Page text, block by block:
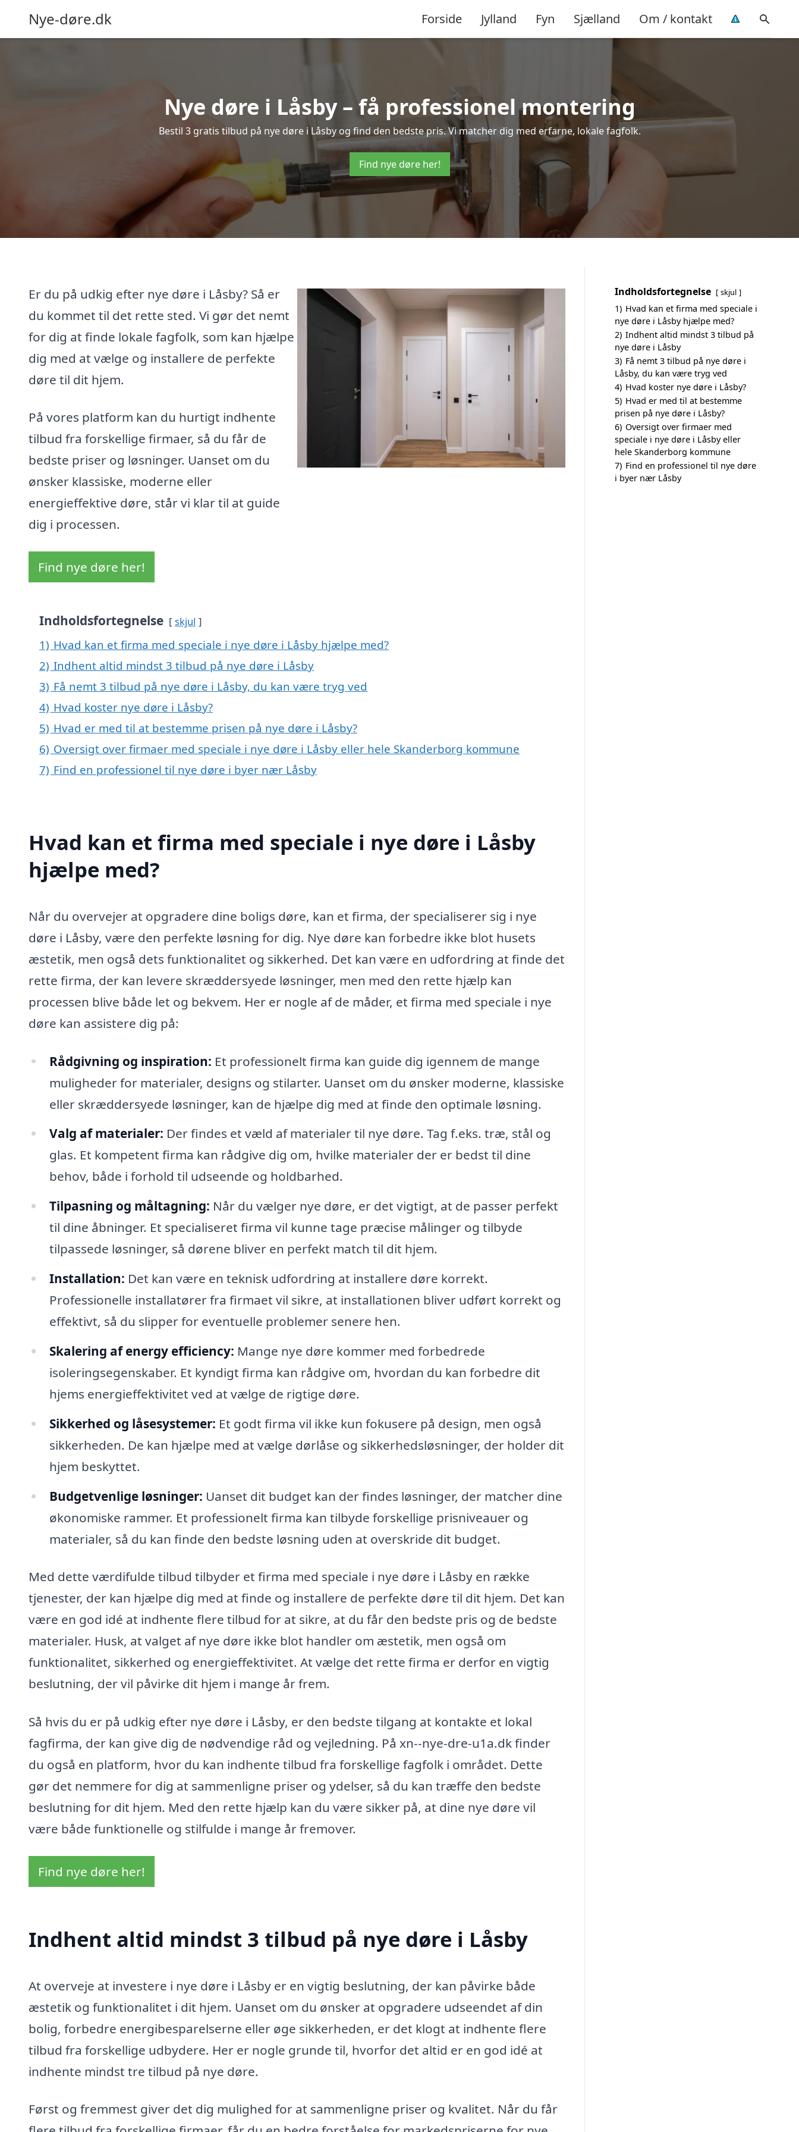
Nye-døre.dk Forside Jylland Fyn Sjælland Om / kontakt
Nye døre i Låsby – få professionel montering
Bestil 3 gratis tilbud på nye døre i Låsby og find den bedste pris. Vi matcher dig med erfarne, lokale fagfolk.
Find nye døre her!
Er du på udkig efter nye døre i Låsby? Så er
du kommet til det rette sted. Vi gør det nemt
for dig at finde lokale fagfolk, som kan hjælpe
dig med at vælge og installere de perfekte
døre til dit hjem.
På vores platform kan du hurtigt indhente
tilbud fra forskellige firmaer, så du får de
bedste priser og løsninger. Uanset om du
ønsker klassiske, moderne eller
energieffektive døre, står vi klar til at guide
dig i processen.
Find nye døre her!
Indholdsfortegnelse skjul
1) Hvad kan et firma med speciale i nye døre i Låsby hjælpe med?
2) Indhent altid mindst 3 tilbud på nye døre i Låsby
3) Få nemt 3 tilbud på nye døre i Låsby, du kan være tryg ved
4) Hvad koster nye døre i Låsby?
5) Hvad er med til at bestemme prisen på nye døre i Låsby?
6) Oversigt over firmaer med speciale i nye døre i Låsby eller hele Skanderborg kommune
7) Find en professionel til nye døre i byer nær Låsby
Hvad kan et firma med speciale i nye døre i Låsby
hjælpe med?
Når du overvejer at opgradere dine boligs døre, kan et firma, der specialiserer sig i nye
døre i Låsby, være den perfekte løsning for dig. Nye døre kan forbedre ikke blot husets
æstetik, men også dets funktionalitet og sikkerhed. Det kan være en udfordring at finde det
rette firma, der kan levere skræddersyede løsninger, men med den rette hjælp kan
processen blive både let og bekvem. Her er nogle af de måder, et firma med speciale i nye
døre kan assistere dig på:
Rådgivning og inspiration: Et professionelt firma kan guide dig igennem de mange
muligheder for materialer, designs og stilarter. Uanset om du ønsker moderne, klassiske
eller skræddersyede løsninger, kan de hjælpe dig med at finde den optimale løsning.
Valg af materialer: Der findes et væld af materialer til nye døre. Tag f.eks. træ, stål og
glas. Et kompetent firma kan rådgive dig om, hvilke materialer der er bedst til dine
behov, både i forhold til udseende og holdbarhed.
Tilpasning og måltagning: Når du vælger nye døre, er det vigtigt, at de passer perfekt
til dine åbninger. Et specialiseret firma vil kunne tage præcise målinger og tilbyde
tilpassede løsninger, så dørene bliver en perfekt match til dit hjem.
Installation: Det kan være en teknisk udfordring at installere døre korrekt.
Professionelle installatører fra firmaet vil sikre, at installationen bliver udført korrekt og
effektivt, så du slipper for eventuelle problemer senere hen.
Skalering af energy efficiency: Mange nye døre kommer med forbedrede
isoleringsegenskaber. Et kyndigt firma kan rådgive om, hvordan du kan forbedre dit
hjems energieffektivitet ved at vælge de rigtige døre.
Sikkerhed og låsesystemer: Et godt firma vil ikke kun fokusere på design, men også
sikkerheden. De kan hjælpe med at vælge dørlåse og sikkerhedsløsninger, der holder dit
hjem beskyttet.
Budgetvenlige løsninger: Uanset dit budget kan der findes løsninger, der matcher dine
økonomiske rammer. Et professionelt firma kan tilbyde forskellige prisniveauer og
materialer, så du kan finde den bedste løsning uden at overskride dit budget.
Med dette værdifulde tilbud tilbyder et firma med speciale i nye døre i Låsby en række
tjenester, der kan hjælpe dig med at finde og installere de perfekte døre til dit hjem. Det kan
være en god idé at indhente flere tilbud for at sikre, at du får den bedste pris og de bedste
materialer. Husk, at valget af nye døre ikke blot handler om æstetik, men også om
funktionalitet, sikkerhed og energieffektivitet. At vælge det rette firma er derfor en vigtig
beslutning, der vil påvirke dit hjem i mange år frem.
Så hvis du er på udkig efter nye døre i Låsby, er den bedste tilgang at kontakte et lokal
fagfirma, der kan give dig de nødvendige råd og vejledning. På xn--nye-dre-u1a.dk finder
du også en platform, hvor du kan indhente tilbud fra forskellige fagfolk i området. Dette
gør det nemmere for dig at sammenligne priser og ydelser, så du kan træffe den bedste
beslutning for dit hjem. Med den rette hjælp kan du være sikker på, at dine nye døre vil
være både funktionelle og stilfulde i mange år fremover.
Find nye døre her!
Indhent altid mindst 3 tilbud på nye døre i Låsby
At overveje at investere i nye døre i Låsby er en vigtig beslutning, der kan påvirke både
æstetik og funktionalitet i dit hjem. Uanset om du ønsker at opgradere udseendet af din
bolig, forbedre energibesparelserne eller øge sikkerheden, er det klogt at indhente flere
tilbud fra forskellige udbydere. Her er nogle grunde til, hvorfor det altid er en god idé at
indhente mindst tre tilbud på nye døre.
Først og fremmest giver det dig mulighed for at sammenligne priser og kvalitet. Når du får
Indholdsfortegnelse skjul
1) Hvad kan et firma med speciale i
nye døre i Låsby hjælpe med?
2) Indhent altid mindst 3 tilbud på
nye døre i Låsby
3) Få nemt 3 tilbud på nye døre i
Låsby, du kan være tryg ved
4) Hvad koster nye døre i Låsby?
5) Hvad er med til at bestemme
prisen på nye døre i Låsby?
6) Oversigt over firmaer med
speciale i nye døre i Låsby eller
hele Skanderborg kommune
7) Find en professionel til nye døre
i byer nær Låsby